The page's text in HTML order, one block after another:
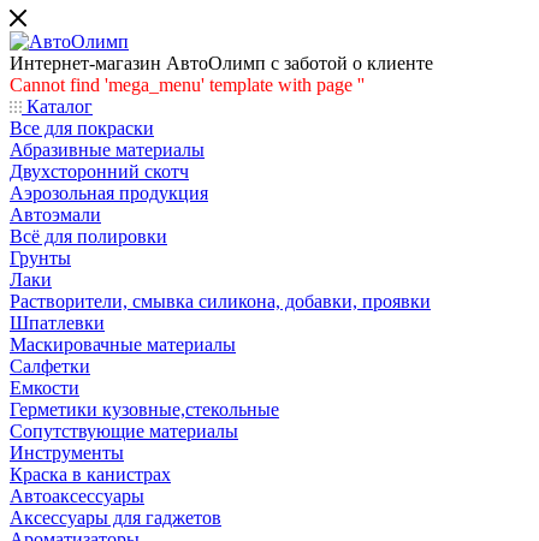
Интернет-магазин АвтоОлимп с заботой о клиенте
Cannot find 'mega_menu' template with page ''
Каталог
Все для покраски
Абразивные материалы
Двухсторонний скотч
Аэрозольная продукция
Автоэмали
Всё для полировки
Грунты
Лаки
Растворители, смывка силикона, добавки, проявки
Шпатлевки
Маскировачные материалы
Салфетки
Емкости
Герметики кузовные,стекольные
Сопутствующие материалы
Инструменты
Краска в канистрах
Автоаксессуары
Аксессуары для гаджетов